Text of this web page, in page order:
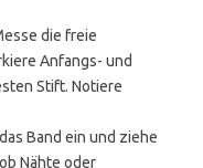
die freie
Anfangs- und
Stift. Notiere
Band ein und ziehe
Nähte oder